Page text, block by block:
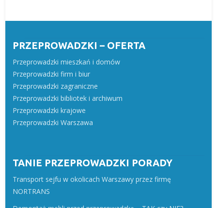
PRZEPROWADZKI – OFERTA
Przeprowadzki mieszkań i domów
Przeprowadzki firm i biur
Przeprowadzki zagraniczne
Przeprowadzki bibliotek i archiwum
Przeprowadzki krajowe
Przeprowadzki Warszawa
TANIE PRZEPROWADZKI PORADY
Transport sejfu w okolicach Warszawy przez firmę
NORTRANS